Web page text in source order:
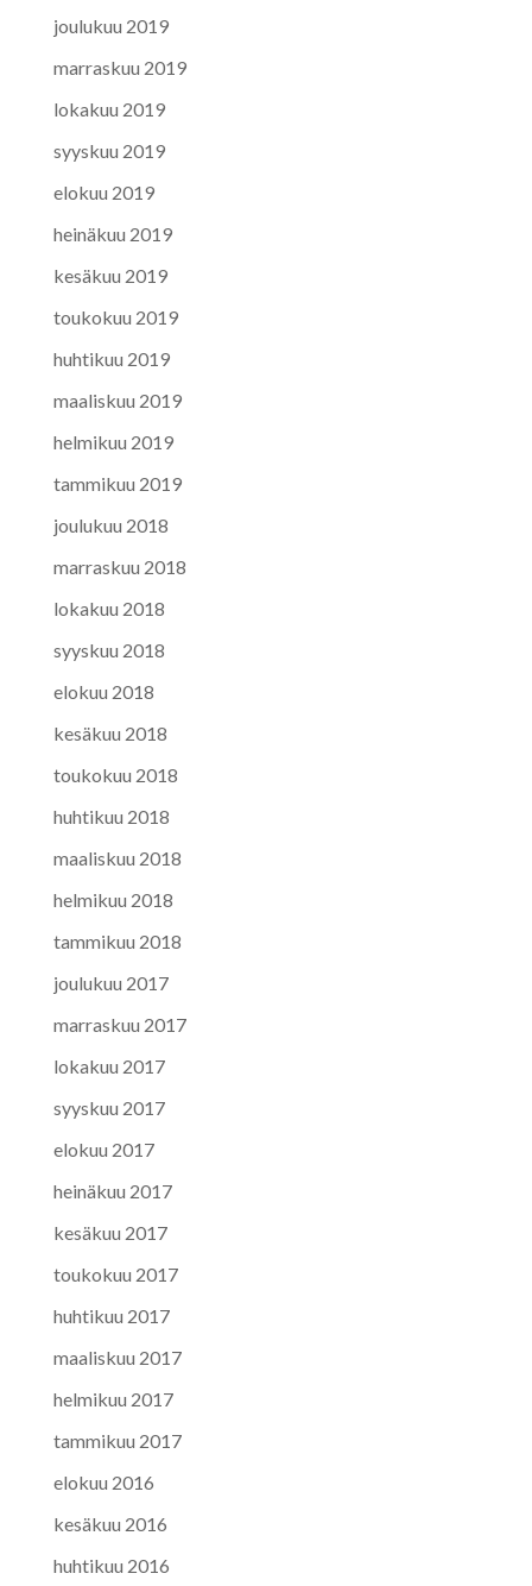
joulukuu 2019
marraskuu 2019
lokakuu 2019
syyskuu 2019
elokuu 2019
heinäkuu 2019
kesäkuu 2019
toukokuu 2019
huhtikuu 2019
maaliskuu 2019
helmikuu 2019
tammikuu 2019
joulukuu 2018
marraskuu 2018
lokakuu 2018
syyskuu 2018
elokuu 2018
kesäkuu 2018
toukokuu 2018
huhtikuu 2018
maaliskuu 2018
helmikuu 2018
tammikuu 2018
joulukuu 2017
marraskuu 2017
lokakuu 2017
syyskuu 2017
elokuu 2017
heinäkuu 2017
kesäkuu 2017
toukokuu 2017
huhtikuu 2017
maaliskuu 2017
helmikuu 2017
tammikuu 2017
elokuu 2016
kesäkuu 2016
huhtikuu 2016